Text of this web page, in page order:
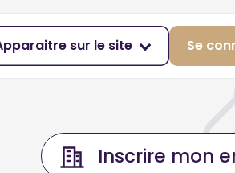
sur le site Se
Inscrire mon